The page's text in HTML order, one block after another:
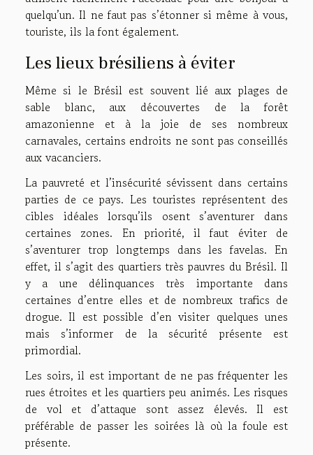
quelqu’un. Il ne faut pas s’étonner si même à vous,
touriste, ils la font également.
Les lieux brésiliens à éviter
Même si le Brésil est souvent lié aux plages de
sable blanc, aux découvertes de la forêt
amazonienne et à la joie de ses nombreux
carnavales, certains endroits ne sont pas conseillés
aux vacanciers.
La pauvreté et l’insécurité sévissent dans certains
parties de ce pays. Les touristes représentent des
cibles idéales lorsqu’ils osent s’aventurer dans
certaines zones. En priorité, il faut éviter de
s’aventurer trop longtemps dans les favelas. En
effet, il s’agit des quartiers très pauvres du Brésil. Il
y a une délinquances très importante dans
certaines d’entre elles et de nombreux trafics de
drogue. Il est possible d’en visiter quelques unes
mais s’informer de la sécurité présente est
primordial.
Les soirs, il est important de ne pas fréquenter les
rues étroites et les quartiers peu animés. Les risques
de vol et d’attaque sont assez élevés. Il est
préférable de passer les soirées là où la foule est
présente.